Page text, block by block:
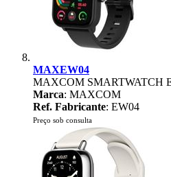
MAXEW04
MAXCOM SMARTWATCH
Marca: MAXCOM
Ref. Fabricante: EW04
Preço sob consulta